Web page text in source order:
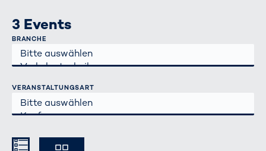
3 Events
BRANCHE
VERANSTALTUNGSART
Kompakt